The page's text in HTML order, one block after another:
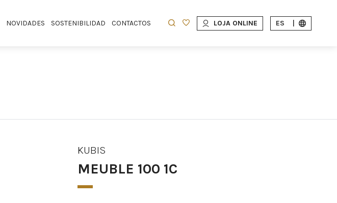
NOVIDADES SOSTENIBILIDAD CONTACTOS LOJA ONLINE ES
KUBIS
MEUBLE 100 1C